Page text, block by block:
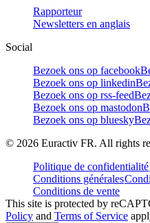
Rapporteur
Newsletters en anglais
Social
Bezoek ons op facebook
Bezoek ons op linkedin
Bezoek ons op rss-feed
Bezoek ons op mastodon
Bezoek ons op bluesky
© 2026 Euractiv FR. All rights
Politique de confidentialité
Conditions générales
Conditions de vente
This site is protected by
Policy and Terms of Service